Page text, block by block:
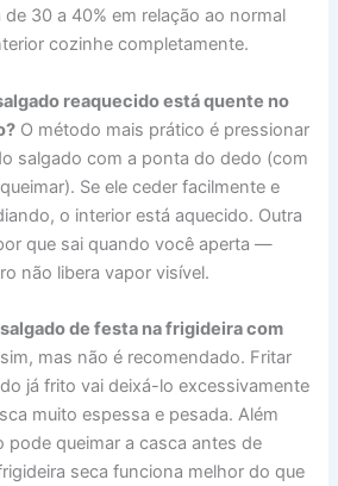
30 a 40% em relação ao normal
cozinhe completamente.
reaquecido está quente no
O método mais prático é pressionar
salgado com a ponta do dedo (com
Se ele ceder facilmente e
o interior está aquecido. Outra
que sai quando você aperta —
não libera vapor visível.
de festa na frigideira com
mas não é recomendado. Fritar
já frito vai deixá-lo excessivamente
muito espessa e pesada. Além
pode queimar a casca antes de
seca funciona melhor do que